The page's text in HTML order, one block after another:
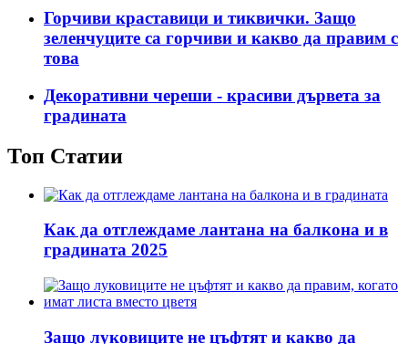
Горчиви краставици и тиквички. Защо
зеленчуците са горчиви и какво да правим с
това
Декоративни череши - красиви дървета за
градината
Топ Статии
Как да отглеждаме лантана на балкона и в
градината 2025
Защо луковиците не цъфтят и какво да